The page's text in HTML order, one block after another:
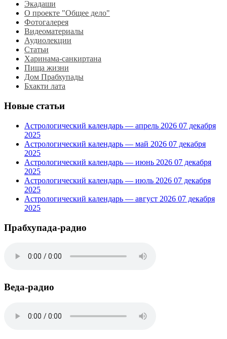
Экадаши
О проекте "Общее дело"
Фотогалерея
Видеоматериалы
Аудиолекции
Статьи
Харинама-санкиртана
Пища жизни
Дом Прабхупады
Бхакти лата
Новые статьи
Астрологический календарь — апрель 2026 07 декабря
2025
Астрологический календарь — май 2026 07 декабря
2025
Астрологический календарь — июнь 2026 07 декабря
2025
Астрологический календарь — июль 2026 07 декабря
2025
Астрологический календарь — август 2026 07 декабря
2025
Прабхупада-радио
Веда-радио